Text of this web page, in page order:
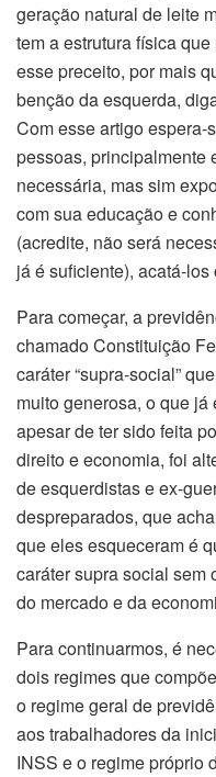
geração natural de leite
tem a estrutura física
esse preceito, por mais
benção da esquerda,
Com esse artigo espera-
pessoas, principalmente
necessária, mas sim
com sua educação e
(acredite, não será
já é suficiente), acatá-los
Para começar, a
chamado Constituição
caráter “supra-social”
muito generosa, o que já
apesar de ter sido feita
direito e economia, foi
de esquerdistas e ex-
despreparados, que
que eles esqueceram é
caráter supra social sem
do mercado e da
Para continuarmos, é
dois regimes que
o regime geral de
aos trabalhadores da
INSS e o regime próprio